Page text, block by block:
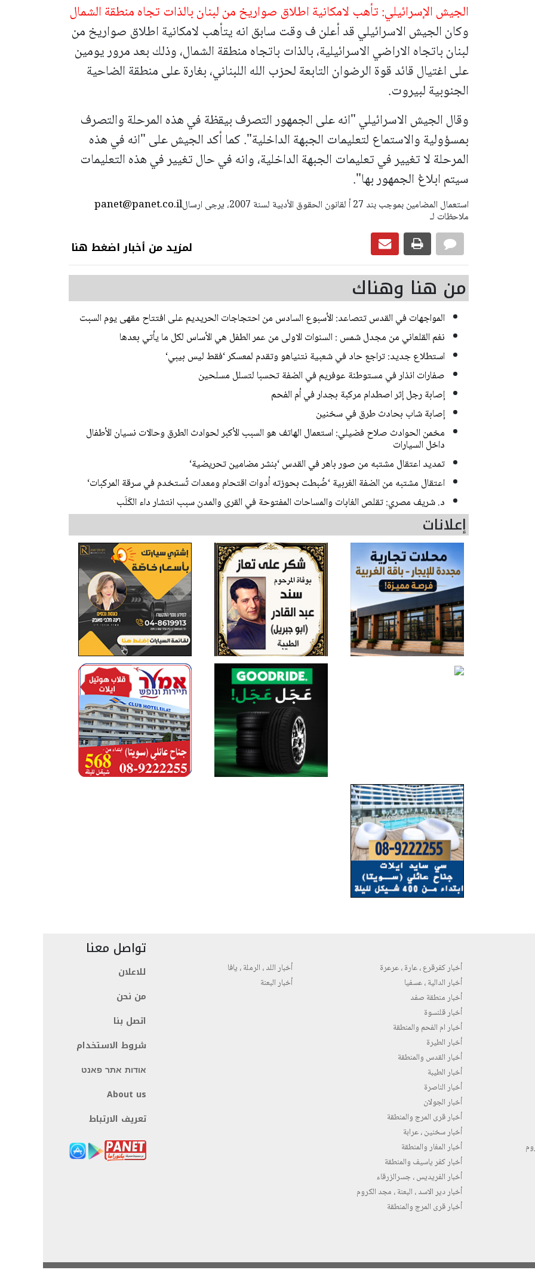
الجيش الإسرائيلي: تأهب لامكانية اطلاق صواريخ من لبنان بالذات تجاه منطقة الشمال
وكان الجيش الاسرائيلي قد أعلن ف وقت سابق انه يتأهب لامكانية اطلاق صواريخ من
لبنان باتجاه الاراضي الاسرائيلية، بالذات باتجاه منطقة الشمال، وذلك بعد مرور يومين
على اغتيال قائدقوة الرضوان التابعة لحزب الله اللبناني، بغارة على منطقة الضاحية
الجنوبية لبيروت.
وقال الجيش الاسرائيلي "انه على الجمهور التصرف بيقظة في هذه المرحلة والتصرف
بمسؤولية والاستماع لتعليمات الجبهة الداخلية". كما أكد الجيش على "انه في هذه
المرحلة لا تغيير في تعليمات الجبهة الداخلية، وانه في حال تغيير في هذه التعليمات
سيتم ابلاغ الجمهور بها".
panet@panet.co.ilاستعمال المضامين بموجب بند 27 أ لقانون الحقوق الأدبية لسنة 2007، يرجى ارسال
ملاحظات لـ
لمزيد من أخبار اضغط هنا
من هنا وهناك
المواجهات في القدس تتصاعد: الأسبوع السادس من احتجاجات الحريديم على افتتاح مقهى يوم السبت
نغم القلعاني من مجدل شمس : السنوات الاولى من عمر الطفل هي الأساس لكل ما يأتي بعدها
استطلاع جديد: تراجع حاد في شعبية نتنياهو وتقدم لمعسكر ‘فقط ليس بيبي‘
صفارات انذار في مستوطنة عوفريم في الضفة تحسبا لتسلل مسلحين
إصابة رجل إثر اصطدام مركبة بجدار في أم الفحم
إصابة شاب بحادث طرق في سخنين
مخمن الحوادث صلاح فضيلي: استعمال الهاتف هو السبب الأكبر لحوادث الطرق وحالات نسيان الأطفال
داخل السيارات
تمديد اعتقال مشتبه من صور باهر في القدس ‘بنشر مضامين تحريضية‘
اعتقال مشتبه من الضفة الغربية ‘ضُبطت بحوزته أدوات اقتحام ومعدات تُستخدم في سرقة المركبات‘
د. شريف مصري: تقلص الغابات والمساحات المفتوحة في القرى والمدن سبب انتشار داء الكَلَب
إعلانات
أخبار كفرقرع ، عارة ، عرعرة
أخبار الدالية ، عسفيا
أخبار منطقة صفد
أخبار قلنسوة
أخبار ام الفحم والمنطقة
أخبار الطيرة
أخبار القدس والمنطقة
أخبار الطيبة
أخبار الناصرة
أخبار الجولان
أخبار قرى المرج والمنطقة
أخبار سخنين ، عرابة
أخبار المغار والمنطقة
أخبار كفر ياسيف والمنطقة
أخبار الفريديس ، جسرالزرقاء
أخبار دير الاسد ، البعنة ، مجد الكروم
أخبار قرى المرج والمنطقة
أخبار اللد ، الرملة ، يافا
أخبار البعنة
تواصل معنا
للاعلان
من نحن
اتصل بنا
شروط الاستخدام
אודות אתר פאנט
About us
تعريف الارتباط